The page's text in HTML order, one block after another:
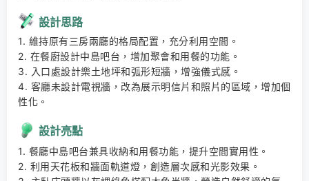
設計思路
1. 維持原有三房兩廳的格局配置，充分利用空間。
2. 在餐廚設計中島吧台，增加聚會和用餐的功能。
3. 入口處設計樂土地坪和弧形短牆，增強儀式感。
4. 客廳未設計電視牆，改為展示明信片和照片的區域，增加個
性化。
設計亮點
1. 餐廳中島吧台兼具收納和用餐功能，提升空間實用性。
2. 利用天花板和牆面軌道燈，創造層次感和光影效果。